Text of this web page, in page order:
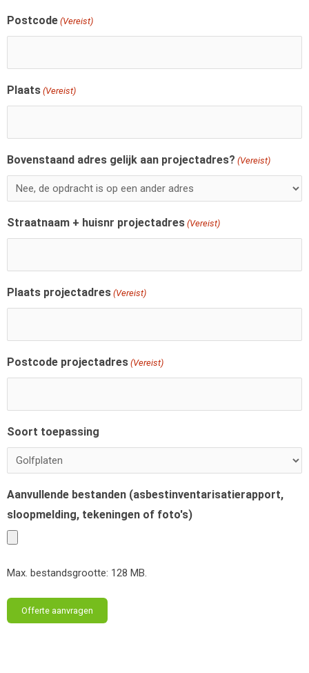
Postcode (Vereist)
Plaats (Vereist)
Bovenstaand adres gelijk aan projectadres? (Vereist)
Straatnaam + huisnr projectadres (Vereist)
Plaats projectadres (Vereist)
Postcode projectadres (Vereist)
Soort toepassing
Aanvullende bestanden (asbestinventarisatierapport,
sloopmelding, tekeningen of foto's)
Max. bestandsgrootte: 128 MB.